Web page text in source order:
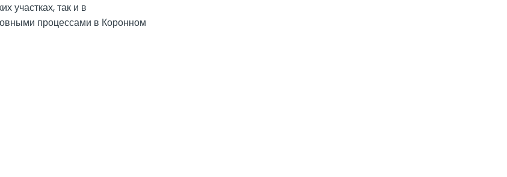
участках, так и в
процессами в Коронном